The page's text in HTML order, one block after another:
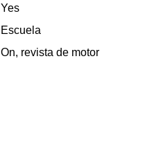
Yes
Escuela
On, revista de motor